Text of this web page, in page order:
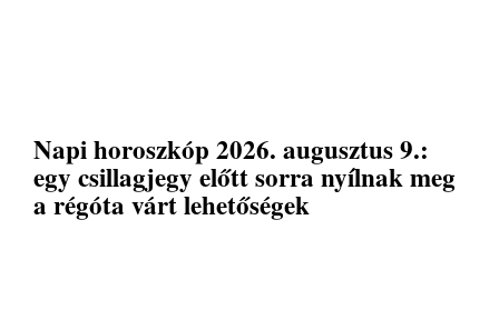
Napi horoszkóp 2026. augusztus 9.:
egy csillagjegy előtt sorra nyílnak meg
a régóta várt lehetőségek